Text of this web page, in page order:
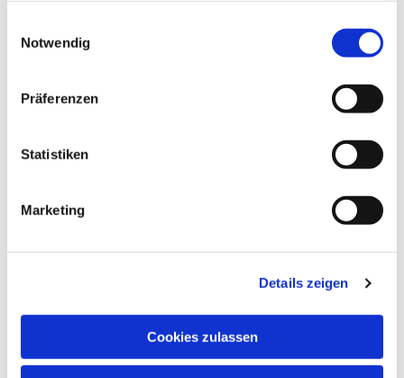
Notwendig
Präferenzen
Statistiken
Marketing
Details zeigen
Cookies zulassen
Dies könnte Sie auch
interessieren